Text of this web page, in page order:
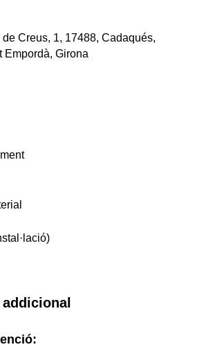
Creus, 1, 17488, Cadaqués,
Empordà, Girona